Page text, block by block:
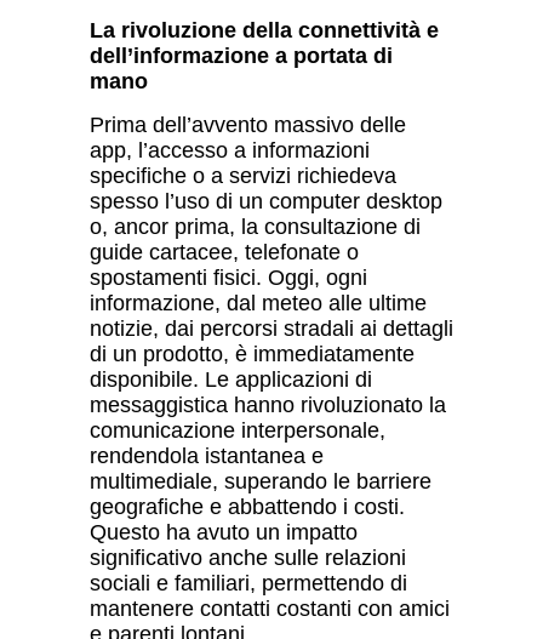
La rivoluzione della connettività e
dell’informazione a portata di
mano
Prima dell’avvento massivo delle
app, l’accesso a informazioni
specifiche o a servizi richiedeva
spesso l’uso di un computer desktop
o, ancor prima, la consultazione di
guide cartacee, telefonate o
spostamenti fisici. Oggi, ogni
informazione, dal meteo alle ultime
notizie, dai percorsi stradali ai dettagli
di un prodotto, è immediatamente
disponibile. Le applicazioni di
messaggistica hanno rivoluzionato la
comunicazione interpersonale,
rendendola istantanea e
multimediale, superando le barriere
geografiche e abbattendo i costi.
Questo ha avuto un impatto
significativo anche sulle relazioni
sociali e familiari, permettendo di
mantenere contatti costanti con amici
e parenti lontani.